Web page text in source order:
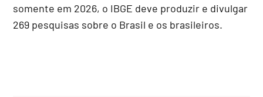
somente em 2026, o IBGE deve produzir e divulgar
269 pesquisas sobre o Brasil e os brasileiros.